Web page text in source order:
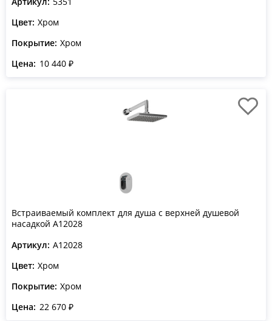
Цвет: Хром
Покрытие: Хром
Цена: 10 440 ₽
Встраиваемый комплект для душа с верхней душевой
насадкой A12028
Артикул: A12028
Цвет: Хром
Покрытие: Хром
Цена: 22 670 ₽